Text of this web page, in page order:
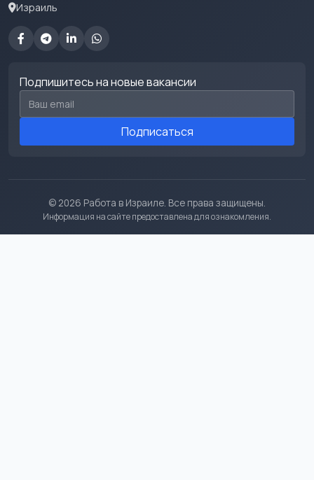
Израиль
Подпишитесь на новые вакансии
Email для подписки
Подписаться
© 2026 Работа в Израиле. Все права защищены.
Информация на сайте предоставлена для ознакомления.